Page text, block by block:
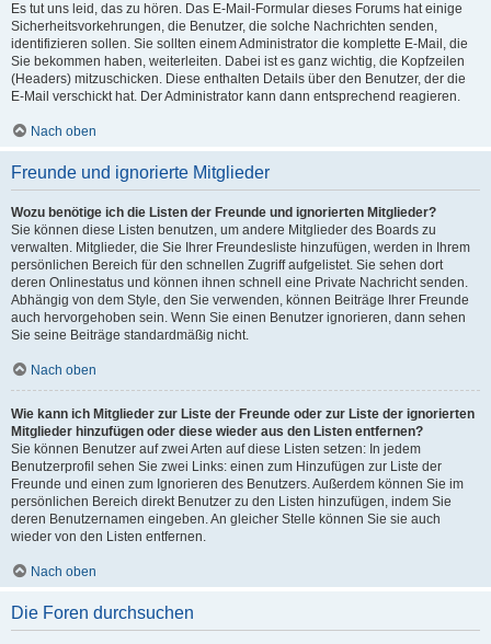
Es tut uns leid, das zu hören. Das E-Mail-Formular dieses Forums hat einige
Sicherheitsvorkehrungen, die Benutzer, die solche Nachrichten senden,
identifizieren sollen. Sie sollten einem Administrator die komplette E-Mail, die
Sie bekommen haben, weiterleiten. Dabei ist es ganz wichtig, die Kopfzeilen
(Headers) mitzuschicken. Diese enthalten Details über den Benutzer, der die
E-Mail verschickt hat. Der Administrator kann dann entsprechend reagieren.
Nach oben
Freunde und ignorierte Mitglieder
Wozu benötige ich die Listen der Freunde und ignorierten Mitglieder?
Sie können diese Listen benutzen, um andere Mitglieder des Boards zu
verwalten. Mitglieder, die Sie Ihrer Freundesliste hinzufügen, werden in Ihrem
persönlichen Bereich für den schnellen Zugriff aufgelistet. Sie sehen dort
deren Onlinestatus und können ihnen schnell eine Private Nachricht senden.
Abhängig von dem Style, den Sie verwenden, können Beiträge Ihrer Freunde
auch hervorgehoben sein. Wenn Sie einen Benutzer ignorieren, dann sehen
Sie seine Beiträge standardmäßig nicht.
Nach oben
Wie kann ich Mitglieder zur Liste der Freunde oder zur Liste der ignorierten
Mitglieder hinzufügen oder diese wieder aus den Listen entfernen?
Sie können Benutzer auf zwei Arten auf diese Listen setzen: In jedem
Benutzerprofil sehen Sie zwei Links: einen zum Hinzufügen zur Liste der
Freunde und einen zum Ignorieren des Benutzers. Außerdem können Sie im
persönlichen Bereich direkt Benutzer zu den Listen hinzufügen, indem Sie
deren Benutzernamen eingeben. An gleicher Stelle können Sie sie auch
wieder von den Listen entfernen.
Nach oben
Die Foren durchsuchen